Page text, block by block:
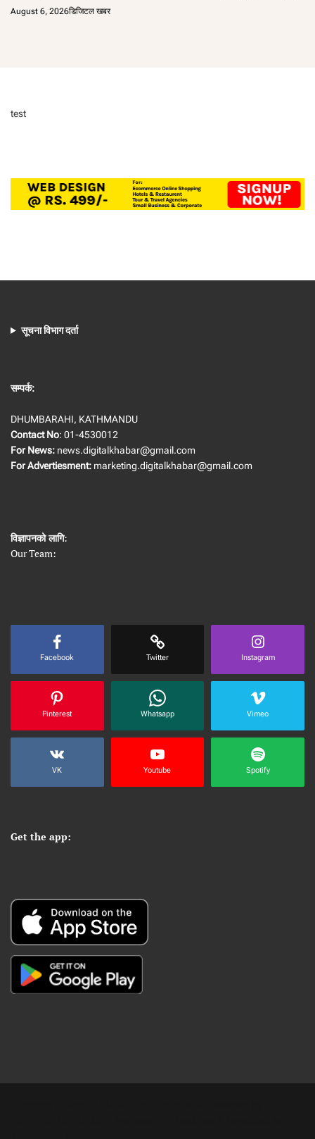
August 6, 2026डिजिटल खबर
test
सूचना विभाग दर्ता
सम्पर्क:
DHUMBARAHI, KATHMANDU
Contact No: 01-4530012
For News: news.digitalkhabar@gmail.com
For Advertiesment: marketing.digitalkhabar@gmail.com
विज्ञापनको लागि:
Our Team:
Facebook Twitter Instagram
Pinterest Whatsapp Vimeo
VK Youtube Spotify
Get the app: